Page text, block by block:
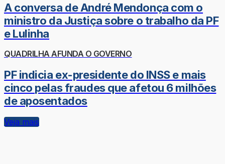
A conversa de André Mendonça com o
ministro da Justiça sobre o trabalho da PF
e Lulinha
QUADRILHA AFUNDA O GOVERNO
PF indicia ex-presidente do INSS e mais
cinco pelas fraudes que afetou 6 milhões
de aposentados
Veja mais